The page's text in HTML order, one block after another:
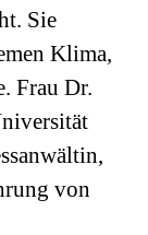
Sie
Klima,
Frau Dr.
von